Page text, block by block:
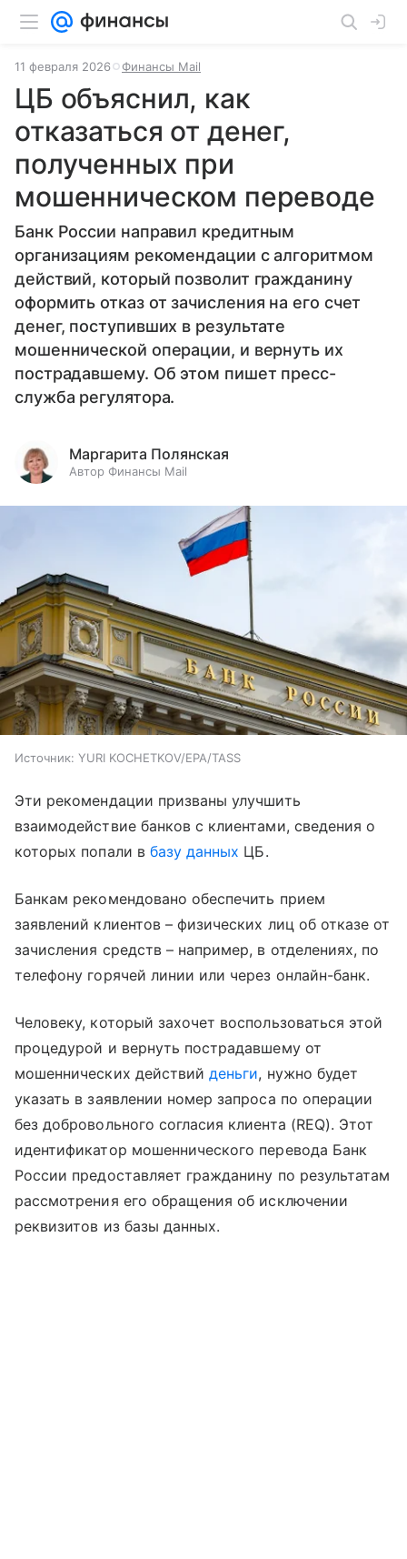
11 февраля 2026 Финансы Mail
ЦБ объяснил, как
отказаться от денег,
полученных при
мошенническом переводе
Банк России направил кредитным
организациям рекомендации с алгоритмом
действий, который позволит гражданину
оформить отказ от зачисления на его счет
денег, поступивших в результате
мошеннической операции, и вернуть их
пострадавшему. Об этом пишет пресс-
служба регулятора.
Маргарита Полянская
Автор Финансы Mail
Источник: YURI KOCHETKOV/EPA/TASS
Эти рекомендации призваны улучшить
взаимодействие банков с клиентами, сведения о
которых попали в базу данных ЦБ.
Банкам рекомендовано обеспечить прием
заявлений клиентов – физических лиц об отказе от
зачисления средств – например, в отделениях, по
телефону горячей линии или через онлайн-банк.
Человеку, который захочет воспользоваться этой
процедурой и вернуть пострадавшему от
мошеннических действийденьги, нужно будет
указать в заявлении номер запроса по операции
без добровольного согласия клиента (REQ). Этот
идентификатор мошеннического перевода Банк
России предоставляет гражданину по результатам
рассмотрения его обращения об исключении
реквизитов из базы данных.